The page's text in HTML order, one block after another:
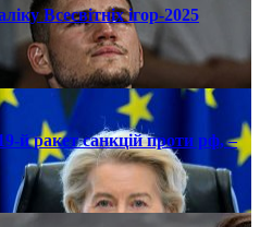
Всесвітніх ігор-2025
й ракет санкцій проти рф, –